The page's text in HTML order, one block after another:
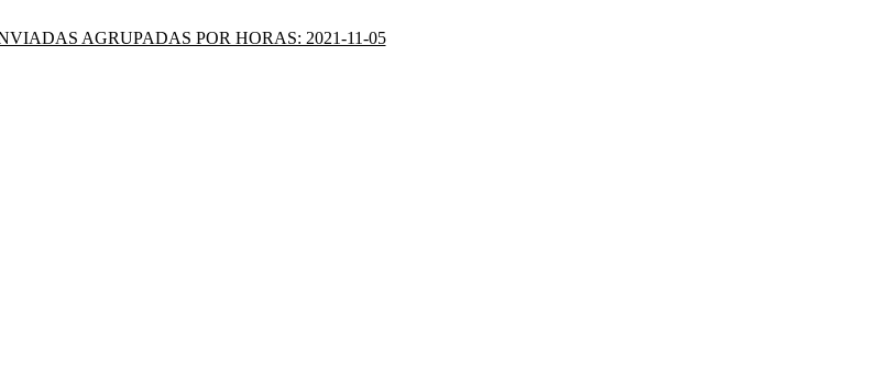
AGRUPADAS POR HORAS: 2021-11-05